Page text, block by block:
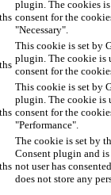
plugin. The cookies is
consent for the
"Necessary".
This cookie is set by
plugin. The cookie is
consent for the
This cookie is set by
plugin. The cookie is
consent for the
"Performance".
The cookie is set by
Consent plugin and
not user has
does not store any